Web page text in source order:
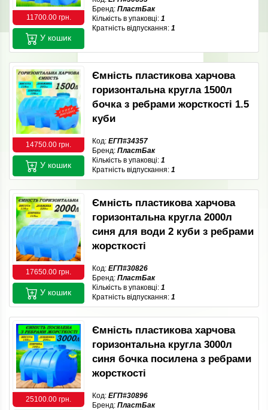
11700.00 грн.
Бренд: ПластБак
Кількість в упаковці: 1
Кратність відпускання: 1
У кошик
14750.00 грн.
Ємність пластикова харчова
горизонтальна кругла 1500л
бочка з ребрами жорсткості 1.5
куби
Код: ЕГП#34357
Бренд: ПластБак
Кількість в упаковці: 1
Кратність відпускання: 1
У кошик
17650.00 грн.
Ємність пластикова харчова
горизонтальна кругла 2000л
синя для води 2 куби з ребрами
жорсткості
Код: ЕГП#30826
Бренд: ПластБак
Кількість в упаковці: 1
Кратність відпускання: 1
У кошик
25100.00 грн.
Ємність пластикова харчова
горизонтальна кругла 3000л
синя бочка посилена з ребрами
жорсткості
Код: ЕГП#30896
Бренд: ПластБак